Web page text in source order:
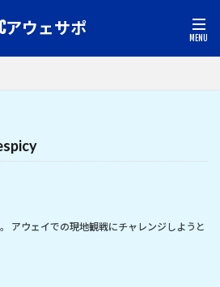
アウェサポ
アウェイでの現地観戦にチャレンジしようと